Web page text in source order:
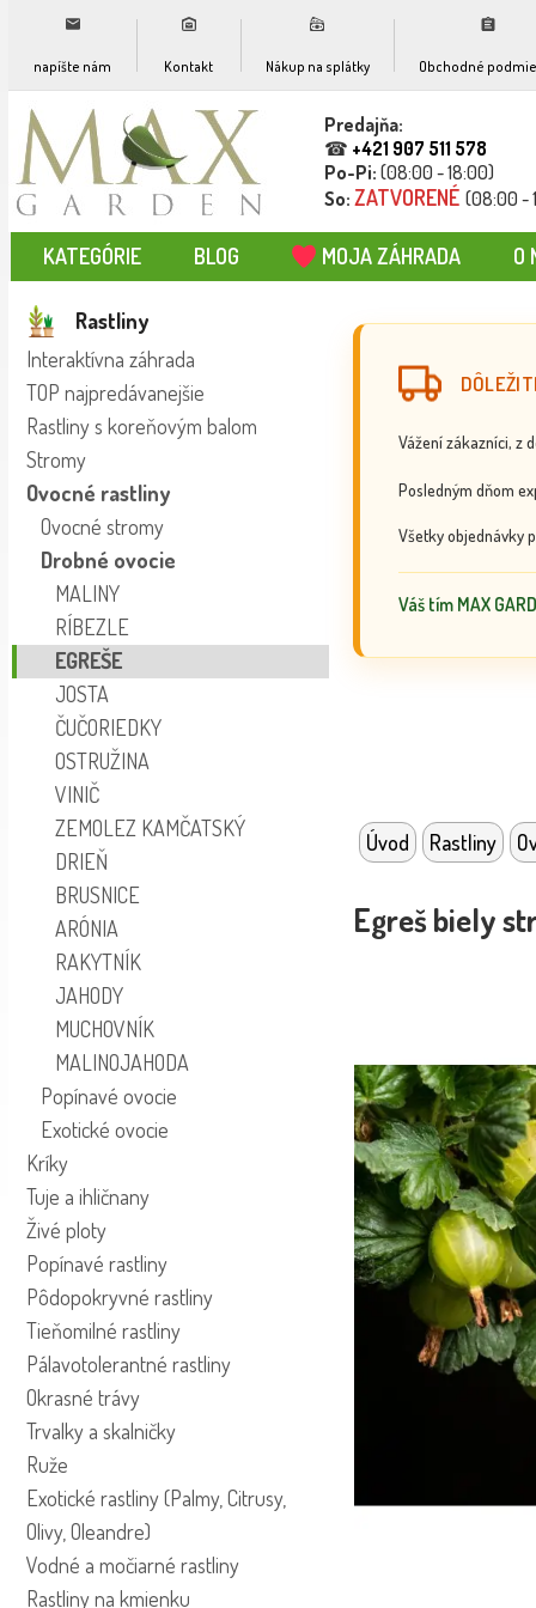
napíšte nám Kontakt Nákup na splátky Obchodné
Predajňa:
☎ +421 907 511 578
Po-Pi: (08:00 - 18:00)
So: ZATVORENÉ (08:00 -
KATEGÓRIE BLOG MOJA ZÁHRADA O
Rastliny
Interaktívna záhrada
TOP najpredávanejšie
Rastliny s koreňovým balom
Stromy
Ovocné rastliny
Ovocné stromy
Drobné ovocie
MALINY
RÍBEZLE
EGREŠE
JOSTA
ČUČORIEDKY
OSTRUŽINA
VINIČ
ZEMOLEZ KAMČATSKÝ
DRIEŇ
BRUSNICE
ARÓNIA
RAKYTNÍK
JAHODY
MUCHOVNÍK
MALINOJAHODA
Popínavé ovocie
Exotické ovocie
Kríky
Tuje a ihličnany
Živé ploty
Popínavé rastliny
Pôdopokryvné rastliny
Tieňomilné rastliny
Pálavotolerantné rastliny
Okrasné trávy
Trvalky a skalničky
Ruže
Exotické rastliny (Palmy, Citrusy,
Olivy, Oleandre)
Vodné a močiarné rastliny
Rastliny na kmienku
Vážení zákazníci, z
Posledným dňom
Všetky objednávky
Váš tím MAX
Úvod Rastliny
Egreš biely